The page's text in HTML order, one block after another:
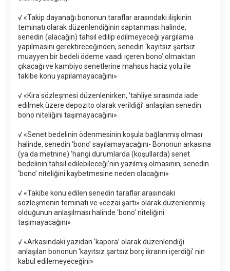
√ «Takip dayanağı bononun taraflar arasındaki ilişkinin
teminatı olarak düzenlendiğinin saptanması halinde,
senedin (alacağın) tahsil edilip edilmeyeceği yargılama
yapılmasını gerektireceğinden, senedin ‘kayıtsız şartsız
muayyen bir bedeli ödeme vaadi içeren bono’ olmaktan
çıkacağı ve kambiyo senetlerine mahsus haciz yolu ile
takibe konu yapılamayacağını»
√ «Kira sözleşmesi düzenlenirken, ‘tahliye sırasında iade
edilmek üzere depozito olarak verildiği’ anlaşılan senedin
bono niteliğini taşımayacağını»
√ «Senet bedelinin ödenmesinin koşula bağlanmış olması
halinde, senedin ‘bono’ sayılamayacağını- Bononun arkasına
(ya da metnine) ‘hangi durumlarda (koşullarda) senet
bedelinin tahsil edilebileceği’nin yazılmış olmasının, senedin
‘bono’ niteliğini kaybetmesine neden olacağını»
√ «Takibe konu edilen senedin taraflar arasındaki
sözleşmenin teminatı ve «cezai şartı» olarak düzenlenmiş
olduğunun anlaşılması halinde ‘bono’ niteliğini
taşımayacağını»
√ «Arkasındaki yazıdan ‘kapora’ olarak düzenlendiği
anlaşılan bononun ‘kayıtsız şartsız borç ikrarını içerdiği’ nin
kabul edilemeyeceğini»